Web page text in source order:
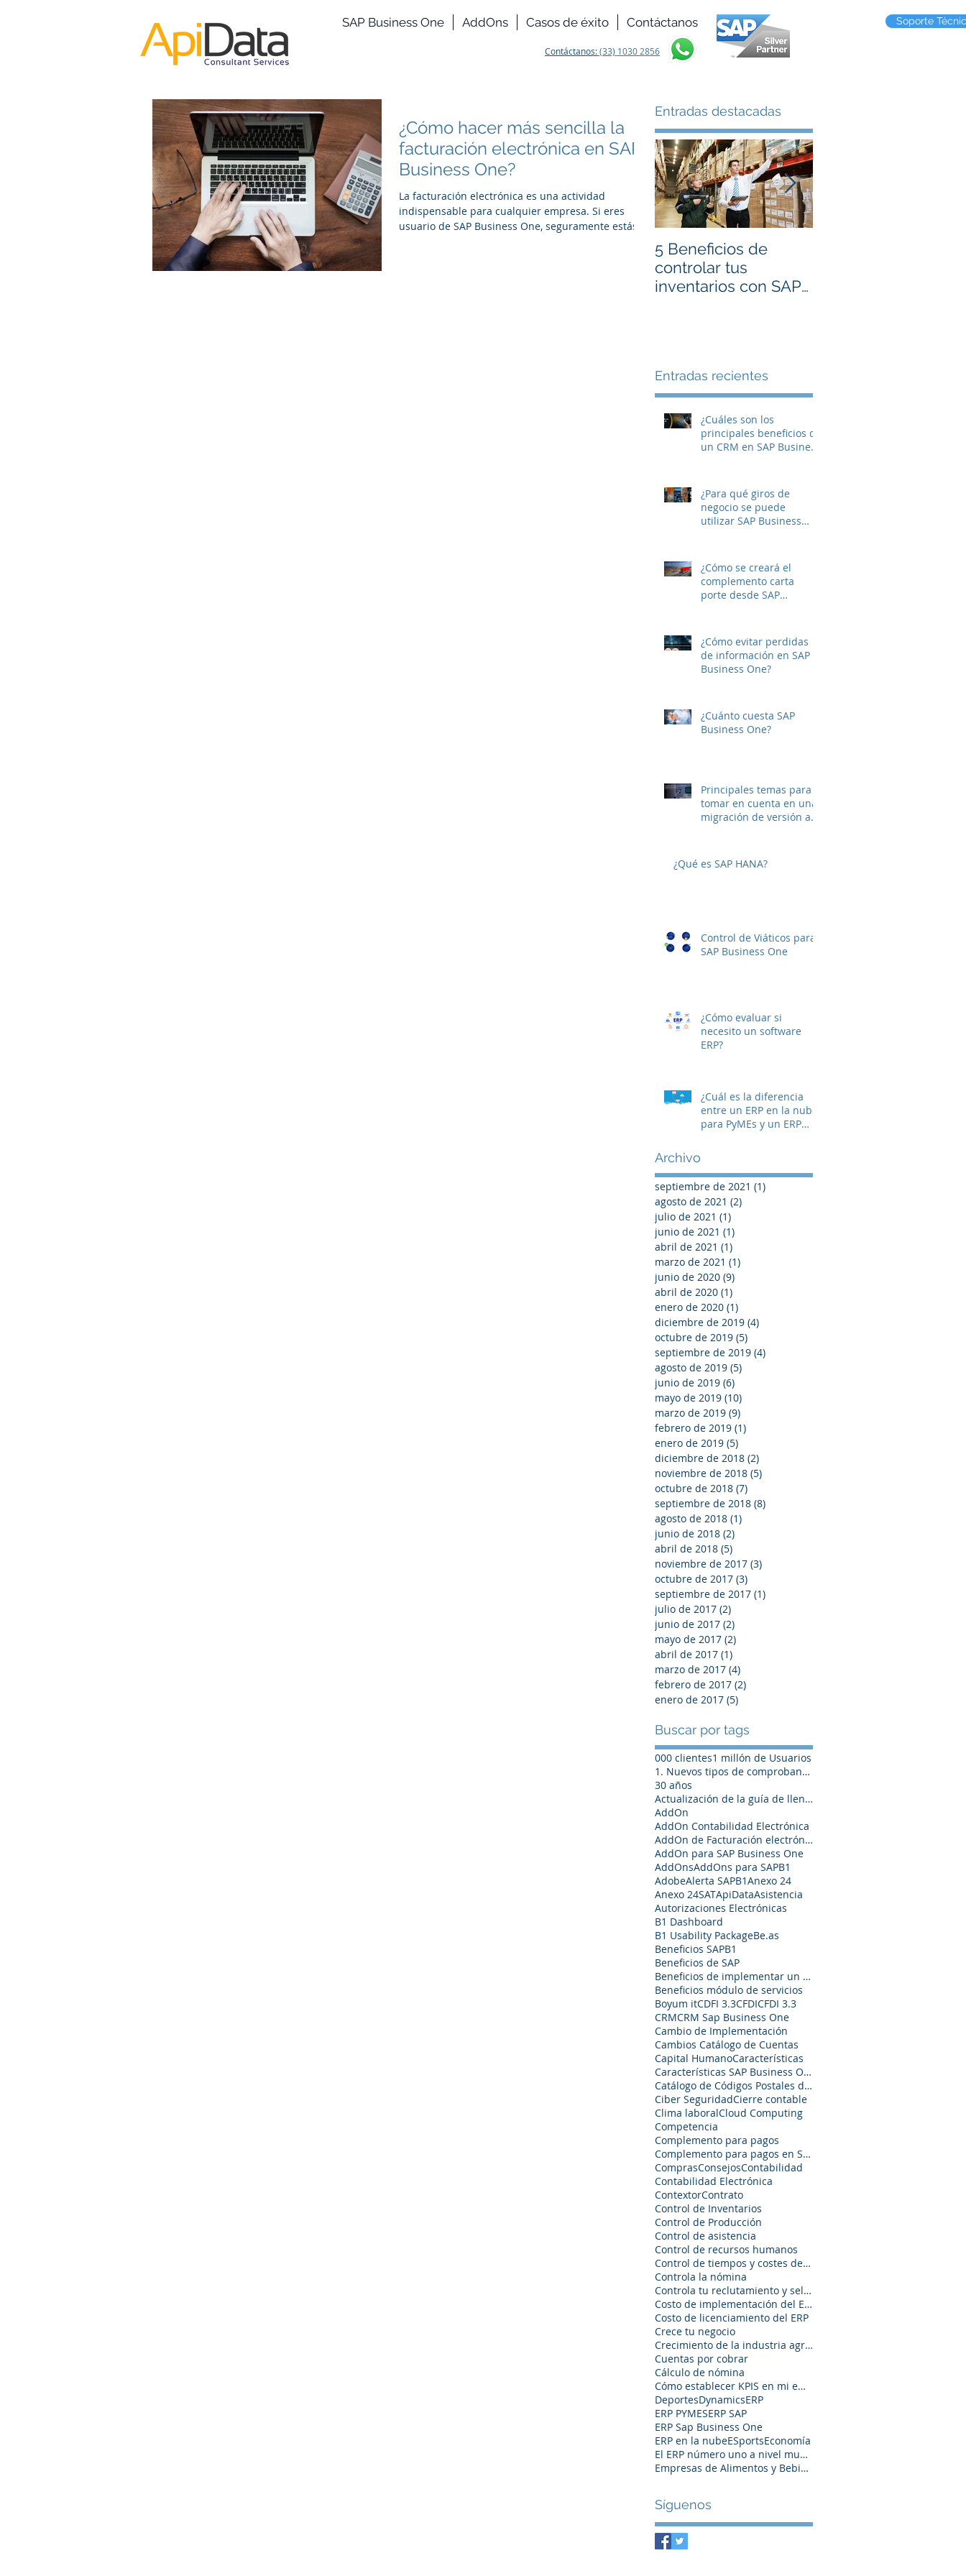
SAP Business One AddOns Casos de éxito Contáctanos
Contáctanos:(33) 1030 2856
Soporte
¿Cómo hacer más sencilla la
facturación electrónica en SAP
Business One?
La facturación electrónica es una actividad
indispensable para cualquier empresa. Si eres
usuario de SAP Business One, seguramente estás...
Entradas destacadas
5 Beneficios de
controlar tus
inventarios con SAP
Entradas recientes
¿Cuáles son los
principales beneficios de
un CRM en SAP Business
¿Para qué giros de
negocio se puede
utilizar SAP Business
¿Cómo se creará el
complemento carta
porte desde SAP
¿Cómo evitar perdidas
de información en SAP
Business One?
¿Cuánto cuesta SAP
Business One?
Principales temas para
tomar en cuenta en una
migración de versión a
¿Qué es SAP HANA?
Control de Viáticos para
SAP Business One
¿Cómo evaluar si
necesito un software
ERP?
¿Cuál es la diferencia
entre un ERP en la nube
para PyMEs y un ERP
Archivo
septiembre de 2021 (1)
agosto de 2021 (2)
julio de 2021 (1)
junio de 2021 (1)
abril de 2021 (1)
marzo de 2021 (1)
junio de 2020 (9)
abril de 2020 (1)
enero de 2020 (1)
diciembre de 2019 (4)
octubre de 2019 (5)
septiembre de 2019 (4)
agosto de 2019 (5)
junio de 2019 (6)
mayo de 2019 (10)
marzo de 2019 (9)
febrero de 2019 (1)
enero de 2019 (5)
diciembre de 2018 (2)
noviembre de 2018 (5)
octubre de 2018 (7)
septiembre de 2018 (8)
agosto de 2018 (1)
junio de 2018 (2)
abril de 2018 (5)
noviembre de 2017 (3)
octubre de 2017 (3)
septiembre de 2017 (1)
julio de 2017 (2)
junio de 2017 (2)
mayo de 2017 (2)
abril de 2017 (1)
marzo de 2017 (4)
febrero de 2017 (2)
enero de 2017 (5)
Buscar por tags
000 clientes1 millón de Usuarios
1. Nuevos tipos de comprobantes
30 años
Actualización de la guía de llenado del recibo de
AddOn
AddOn Contabilidad Electrónica
AddOn de Facturación electrónica para SAP Business
AddOn para SAP Business One
AddOnsAddOns para SAPB1
AdobeAlerta SAPB1Anexo 24
Anexo 24SATApiDataAsistencia
Autorizaciones Electrónicas
B1 Dashboard
B1 Usability PackageBe.as
Beneficios SAPB1
Beneficios de SAP
Beneficios de implementar un ERP
Beneficios módulo de servicios
Boyum itCDFI 3.3CFDICFDI 3.3
CRMCRM Sap Business One
Cambio de Implementación
Cambios Catálogo de Cuentas
Capital HumanoCaracterísticas
Características SAP Business One
Catálogo de Códigos Postales del Anexo 20
Ciber SeguridadCierre contable
Clima laboralCloud Computing
Competencia
Complemento para pagos
Complemento para pagos en SAP business one
ComprasConsejosContabilidad
Contabilidad Electrónica
ContextorContrato
Control de Inventarios
Control de Producción
Control de asistencia
Control de recursos humanos
Control de tiempos y costes de producción
Controla la nómina
Controla tu reclutamiento y selección
Costo de implementación del ERP
Costo de licenciamiento del ERP
Crece tu negocio
Crecimiento de la industria agroalimentaria en Méx
Cuentas por cobrar
Cálculo de nómina
Cómo establecer KPIS en mi empresa
DeportesDynamicsERP
ERP PYMESERP SAP
ERP Sap Business One
ERP en la nubeESportsEconomía
El ERP número uno a nivel mundial
Empresas de Alimentos y Bebidas
Síguenos